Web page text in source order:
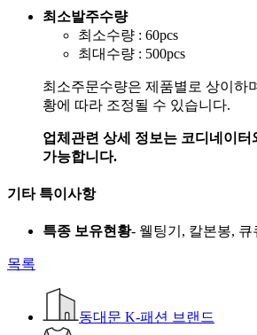
최소발주수량
최소수량 : 60pcs
최대수량 : 500pcs
최소주문수량은 제품별로 상이하
황에 따라 조정될 수 있습니다.
업체관련 상세 정보는 코디네이터
가능합니다.
기타 특이사항
특종 보유현황- 웰팅기, 칼본봉, 큐
목록
동대문 K-패션 브랜드